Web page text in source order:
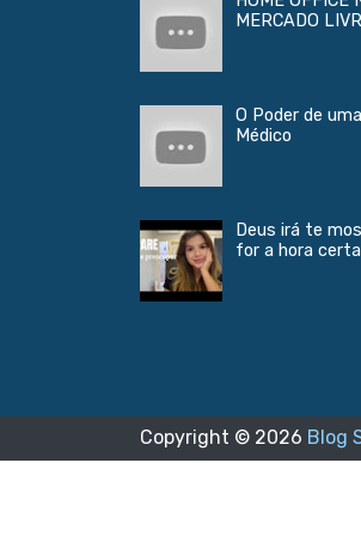
MERCADO
O Poder de
Médico
Deus irá te
for a hora certa
Copyright © 2026 Blog